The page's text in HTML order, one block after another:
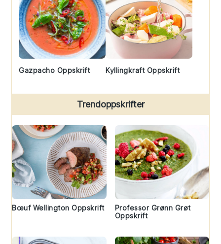
Gazpacho Oppskrift Kyllingkraft Oppskrift
Trendoppskrifter
Bœuf Wellington Oppskrift
Professor Grønn Grøt
Oppskrift